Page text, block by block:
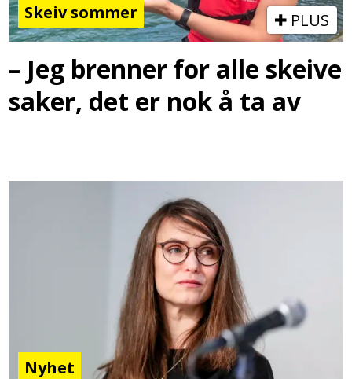
Skeiv sommer PLUS
– Jeg brenner for alle skeive
saker, det er nok å ta av
Nyhet